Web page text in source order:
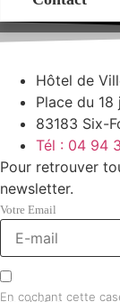
Hôtel de
Place du
83183 Six-
Tél : 04 94
Pour retrouver
newsletter.
Votre Email
En cochant cette